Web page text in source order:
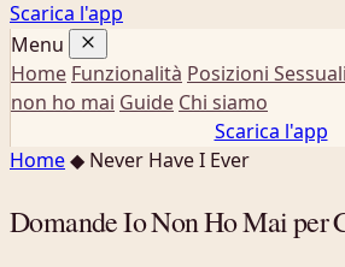
Scarica l'app
Menu
Home Funzionalità Posizioni Sessuali
non ho mai Guide Chi siamo
Scarica l'app
Home◆ Never Have I Ever
Domande Io Non Ho Mai per